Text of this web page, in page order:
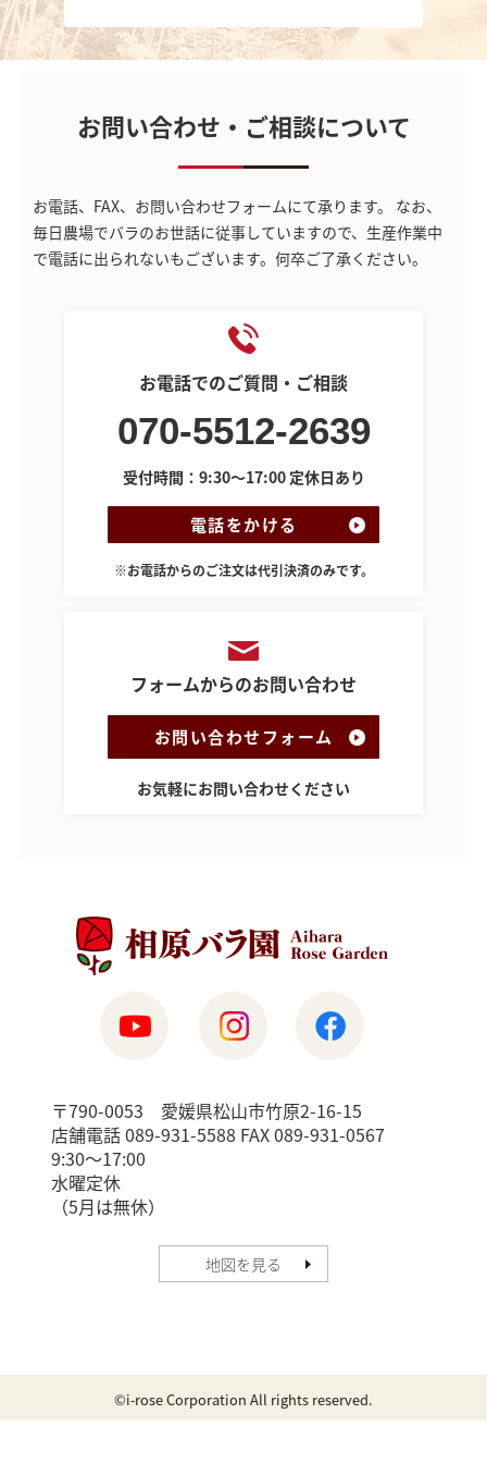
お問い合わせ・ご相談について
お電話、FAX、お問い合わせフォームにて承ります。
なお、
毎日農場でバラのお世話に従事していますので、生産作業中
で電話に出られないもございます。何卒ご了承ください。
お電話でのご質問・ご相談
070-5512-2639
受付時間：9:30～17:00 定休日あり
電話をかける
※お電話からのご注文は代引決済のみです。
フォームからのお問い合わせ
お問い合わせフォーム
お気軽にお問い合わせください
〒790-0053 愛媛県松山市竹原2-16-15
店舗電話 089-931-5588 FAX 089-931-0567
9:30〜17:00
水曜定休
（5月は無休）
地図を見る
©i-rose Corporation All rights reserved.